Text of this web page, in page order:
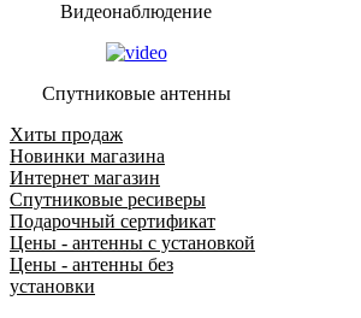
Видеонаблюдение
Спутниковые антенны
Хиты продаж
Новинки магазина
Интернет магазин
Спутниковые ресиверы
Подарочный сертификат
Цены - антенны с установкой
Цены - антенны без
установки